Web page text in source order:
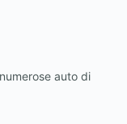
auto di